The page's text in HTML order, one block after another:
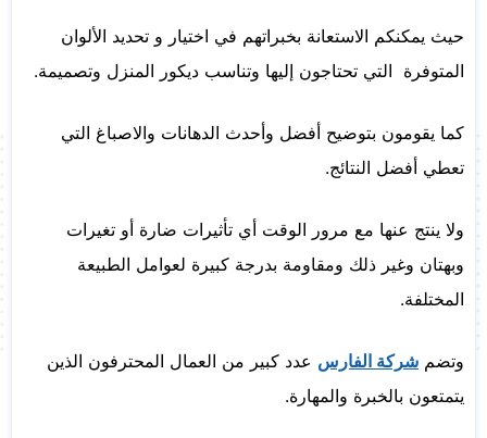
حيث يمكنكم الاستعانة بخبراتهم في اختيار و تحديد الألوان
المتوفرة التي تحتاجون إليها وتناسب ديكور المنزل وتصميمة.
كما يقومون بتوضيح أفضل وأحدث الدهانات والاصباغ التي
تعطي أفضل النتائج.
ولا ينتج عنها مع مرور الوقت أي تأثيرات ضارة أو تغيرات
وبهتان وغير ذلك ومقاومة بدرجة كبيرة لعوامل الطبيعة
المختلفة.
وتضم شركة الفارس عدد كبير من العمال المحترفون الذين
يتمتعون بالخبرة والمهارة.